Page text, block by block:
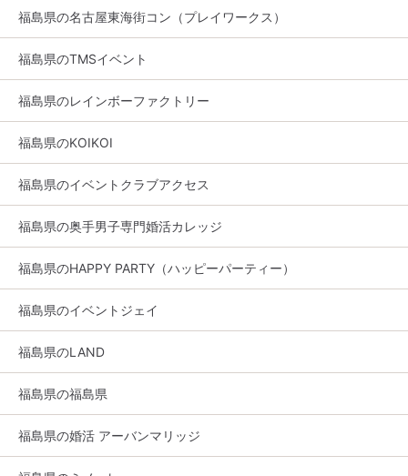
福島県の名古屋東海街コン（プレイワークス）
福島県のTMSイベント
福島県のレインボーファクトリー
福島県のKOIKOI
福島県のイベントクラブアクセス
福島県の奥手男子専門婚活カレッジ
福島県のHAPPY PARTY（ハッピーパーティー）
福島県のイベントジェイ
福島県のLAND
福島県の福島県
福島県の婚活 アーバンマリッジ